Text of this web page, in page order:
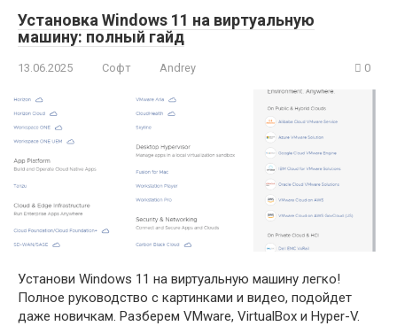
Установка Windows 11 на виртуальную
машину: полный гайд
13.06.2025 Софт Andrey 0
Установи Windows 11 на виртуальную машину легко!
Полное руководство с картинками и видео, подойдет
даже новичкам. Разберем VMware, VirtualBox и Hyper-V.